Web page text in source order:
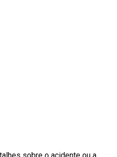
sobre o acidente ou a